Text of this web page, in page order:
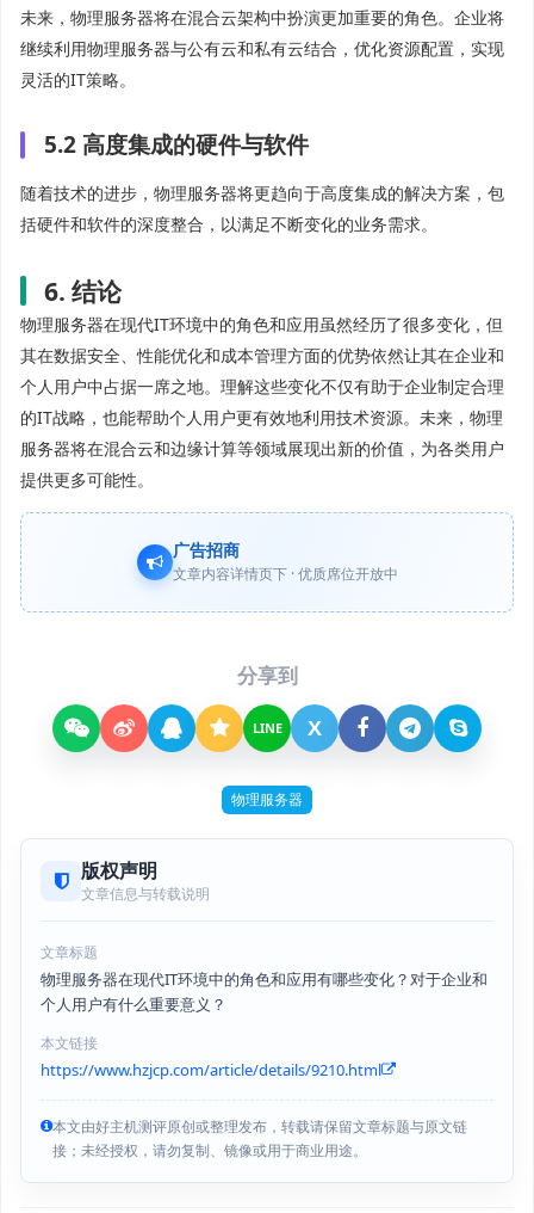
未来，物理服务器将在混合云架构中扮演更加重要的角色。企业将
继续利用物理服务器与公有云和私有云结合，优化资源配置，实现
灵活的IT策略。
5.2 高度集成的硬件与软件
随着技术的进步，物理服务器将更趋向于高度集成的解决方案，包
括硬件和软件的深度整合，以满足不断变化的业务需求。
6. 结论
物理服务器在现代IT环境中的角色和应用虽然经历了很多变化，但
其在数据安全、性能优化和成本管理方面的优势依然让其在企业和
个人用户中占据一席之地。理解这些变化不仅有助于企业制定合理
的IT战略，也能帮助个人用户更有效地利用技术资源。未来，物理
服务器将在混合云和边缘计算等领域展现出新的价值，为各类用户
提供更多可能性。
广告招商
文章内容详情页下 · 优质席位开放中
分享到
LINE X
物理服务器
版权声明
文章信息与转载说明
文章标题
物理服务器在现代IT环境中的角色和应用有哪些变化？对于企业和
个人用户有什么重要意义？
本文链接
https://www.hzjcp.com/article/details/9210.html
本文由好主机测评原创或整理发布，转载请保留文章标题与原文链
接；未经授权，请勿复制、镜像或用于商业用途。